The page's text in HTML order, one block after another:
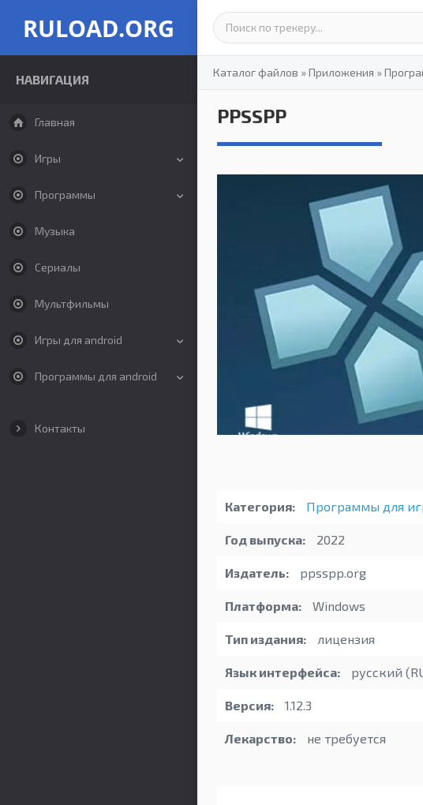
RULOAD.ORG
НАВИГАЦИЯ
Главная
Игры
Программы
Музыка
Сериалы
Мультфильмы
Игры для android
Программы для android
Контакты
Каталог файлов »Приложения »
PPSSPP
Категория: Программы для
Год выпуска: 2022
Издатель: ppsspp.org
Платформа: Windows
Тип издания: лицензия
Язык интерфейса: русский
Версия: 1.12.3
Лекарство: не требуется